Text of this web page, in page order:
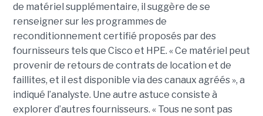
de matériel supplémentaire, il suggère de se
renseigner sur les programmes de
reconditionnement certifié proposés par des
fournisseurs tels que Cisco et HPE. « Ce matériel peut
provenir de retours de contrats de location et de
faillites, et il est disponible via des canaux agréés », a
indiqué l’analyste. Une autre astuce consiste à
explorer d’autres fournisseurs. « Tous ne sont pas